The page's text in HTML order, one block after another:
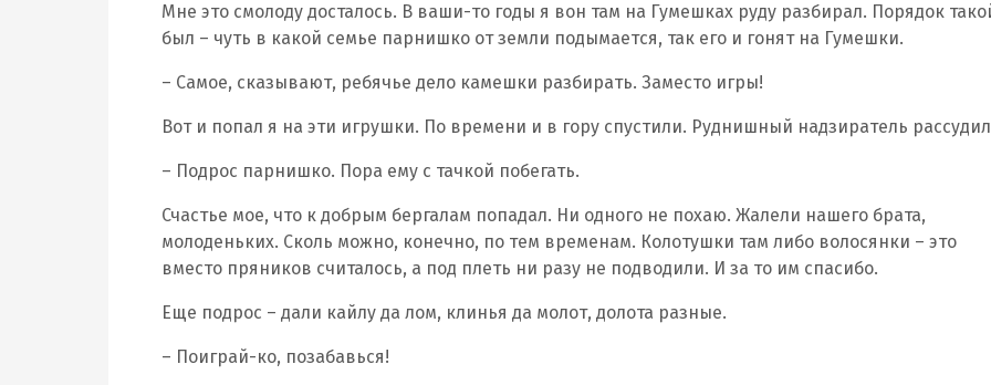
Мне это смолоду досталось. В ваши-то годы я вон там на Гумешках руду разбирал. Порядок
был – чуть в какой семье парнишко от земли подымается, так его и гонят на Гумешки.
– Самое, сказывают, ребячье дело камешки разбирать. Заместо игры!
Вот и попал я на эти игрушки. По времени и в гору спустили. Руднишный надзиратель
– Подрос парнишко. Пора ему с тачкой побегать.
Счастье мое, что к добрым бергалам попадал. Ни одного не похаю. Жалели нашего брата,
молоденьких. Сколь можно, конечно, по тем временам. Колотушки там либо волосянки – это
вместо пряников считалось, а под плеть ни разу не подводили. И за то им спасибо.
Еще подрос – дали кайлу да лом, клинья да молот, долота разные.
– Поиграй-ко, позабавься!